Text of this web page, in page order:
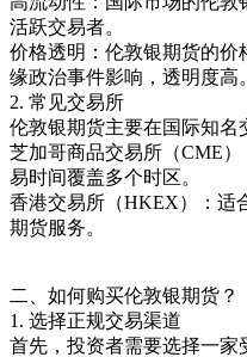
活跃交易者。
价格透明：伦敦银期货的
缘政治事件影响，透明度高。
2. 常见交易所
伦敦银期货主要在国际知名
芝加哥商品交易所（CME
易时间覆盖多个时区。
香港交易所（HKEX）：适
期货服务。
二、如何购买伦敦银期货？
1. 选择正规交易渠道
首先，投资者需要选择一